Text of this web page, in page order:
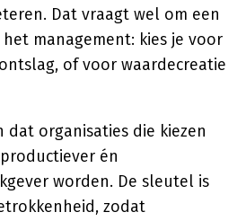
Dat vraagt wel om een
management: kies je voor
of voor waardecreatie
dat organisaties die kiezen
én
worden. De sleutel is
zodat